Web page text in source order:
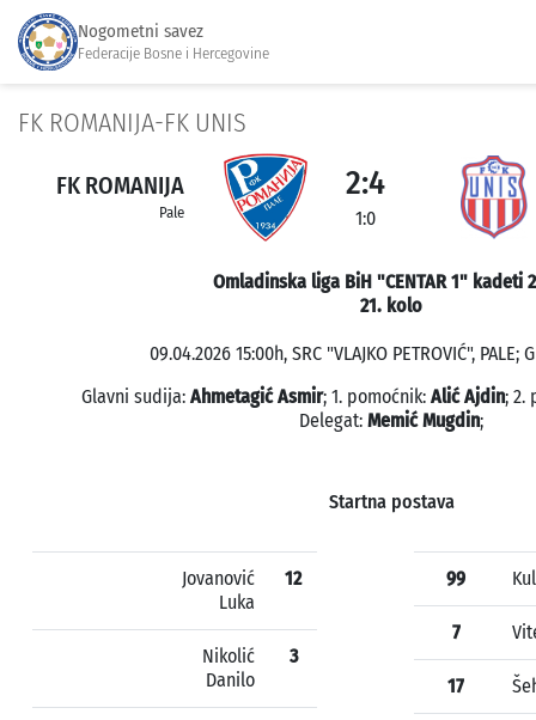
Nogometni savez
Federacije Bosne i Hercegovine
FK ROMANIJA-FK UNIS
FK ROMANIJA
Pale
2:4
1:0
Omladinska liga BiH "CENTAR 1" kadeti
21. kolo
09.04.2026 15:00h, SRC "VLAJKO PETROVIĆ", PALE;
Glavni sudija: Ahmetagić Asmir; 1. pomoćnik: Alić Ajdin; 2.
Delegat: Memić Mugdin;
Startna postava
Jovanović
Luka
12
Nikolić
Danilo
3
99
7
17